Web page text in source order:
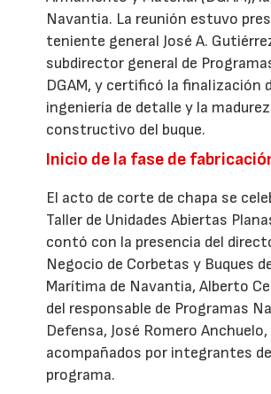
Navantia. La reunión estuvo
teniente general José A.
subdirector general de
DGAM, y certificó la finalización
ingeniería de detalle y la
constructivo del buque.
Inicio de la fase de
El acto de corte de chapa se
Taller de Unidades Abiertas
contó con la presencia del
Negocio de Corbetas y Buques
Marítima de Navantia, Alberto
del responsable de Programas
Defensa, José Romero Anchuelo,
acompañados por integrantes
programa.